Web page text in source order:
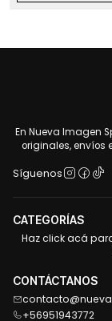
En Nueva Imagen
originales, envíos
Síguenos
CATEGORÍAS
Haz click acá
CONTÁCTANOS
+56951943772